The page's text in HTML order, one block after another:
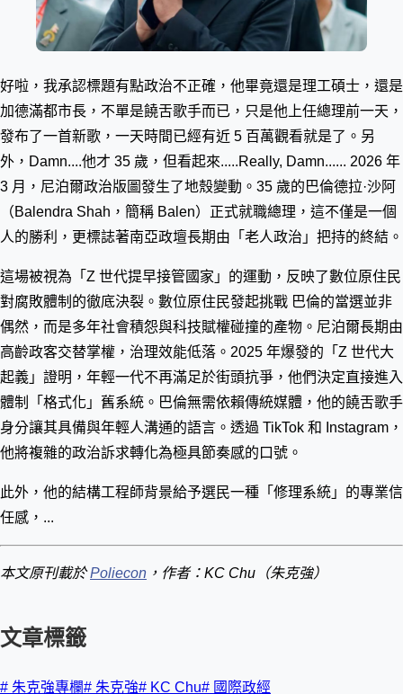
好啦，我承認標題有點政治不正確，他畢竟還是理工碩士，還是
加德滿都市長，不單是饒舌歌手而已，只是他上任總理前一天，
發布了一首新歌，一天時間已經有近 5 百萬觀看就是了。另
外，Damn....他才 35 歲，但看起來.....Really, Damn...... 2026 年
3 月，尼泊爾政治版圖發生了地殼變動。35 歲的巴倫德拉·沙阿
（Balendra Shah，簡稱 Balen）正式就職總理，這不僅是一個
人的勝利，更標誌著南亞政壇長期由「老人政治」把持的終結。
這場被視為「Z 世代提早接管國家」的運動，反映了數位原住民
對腐敗體制的徹底決裂。數位原住民發起挑戰 巴倫的當選並非
偶然，而是多年社會積怨與科技賦權碰撞的產物。尼泊爾長期由
高齡政客交替掌權，治理效能低落。2025 年爆發的「Z 世代大
起義」證明，年輕一代不再滿足於街頭抗爭，他們決定直接進入
體制「格式化」舊系統。巴倫無需依賴傳統媒體，他的饒舌歌手
身分讓其具備與年輕人溝通的語言。透過 TikTok 和 Instagram，
他將複雜的政治訴求轉化為極具節奏感的口號。
此外，他的結構工程師背景給予選民一種「修理系統」的專業信
任感，...
本文原刊載於Poliecon ，作者：KC Chu（朱克強）
文章標籤
# 朱克強專欄# 朱克強# KC Chu# 國際政經